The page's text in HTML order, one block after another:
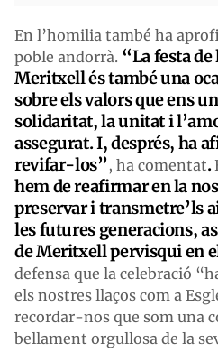
En l’homilia també ha
poble andorrà. “La festa de
Meritxell és també una
sobre els valors que ens
solidaritat, la unitat i
assegurat. I, després, ha
revifar-los”, ha comentat.
hem de reafirmar en la
preservar i transmetre’ls
les futures generacions,
de Meritxell pervisqui en
defensa que la celebració
els nostres llaços com a
recordar-nos que som una
bellament orgullosa de la